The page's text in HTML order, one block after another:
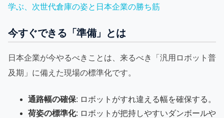
学ぶ、次世代倉庫の姿と日本企業の勝ち筋
今すぐできる「準備」とは
日本企業が今やるべきことは、来るべき「汎用ロボット普
及期」に備えた現場の標準化です。
通路幅の確保: ロボットがすれ違える幅を確保する。
荷姿の標準化: ロボットが把持しやすいダンボールや